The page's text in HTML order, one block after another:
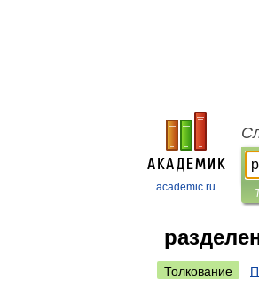
academic.ru
Толкование